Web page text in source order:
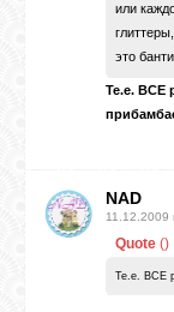
или
это
Те.е. ВСЕ
NAD
11.12.2009
Quote ()
Те.е. ВСЕ